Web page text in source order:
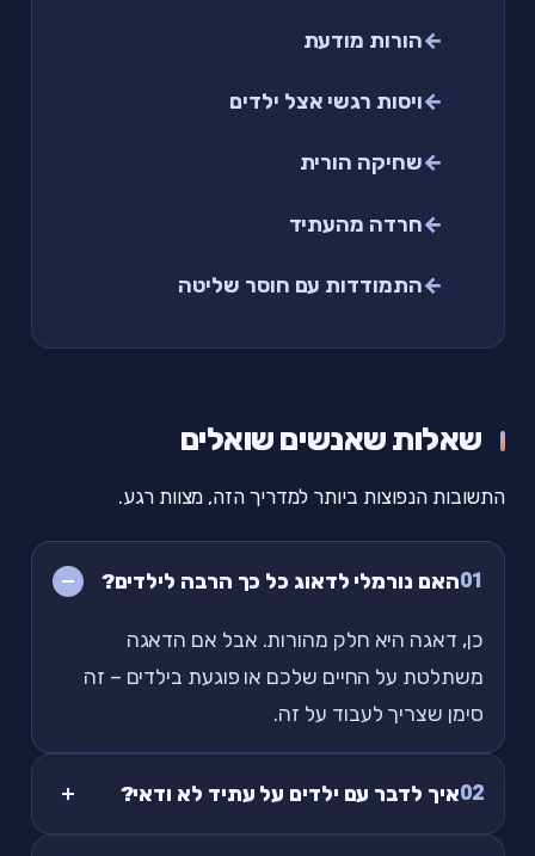
הורות מודעת
ויסות רגשי אצל ילדים
שחיקה הורית
חרדה מהעתיד
התמודדות עם חוסר שליטה
שאלות שאנשים שואלים
התשובות הנפוצות ביותר למדריך הזה, מצוות רגע.
01האם נורמלי לדאוג כל כך הרבה לילדים?
כן, דאגה היא חלק מהורות. אבל אם הדאגה
משתלטת על החיים שלכם או פוגעת בילדים – זה
סימן שצריך לעבוד על זה.
02איך לדבר עם ילדים על עתיד לא ודאי?